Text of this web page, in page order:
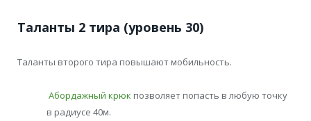
Таланты 2 тира (уровень 30)
Таланты второго тира повышают мобильность.
Абордажный крюк позволяет попасть в любую точку
в радиусе 40м.